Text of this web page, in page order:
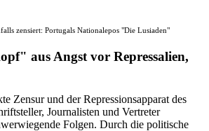
zensiert: Portugals Nationalepos "Die Lusiaden"
aus Angst vor Repressalien,
Zensur und der Repressionsapparat des
Journalisten und Vertreter
Folgen. Durch die politische